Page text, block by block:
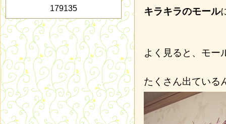
キラキラのモール
よく見ると、モー
たくさん出ている
179135